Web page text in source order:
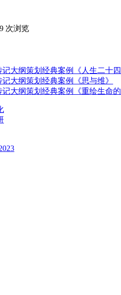
次浏览
记大纲策划经典案例《人生二十
大纲策划经典案例《思与维》
记大纲策划经典案例《重绘生命